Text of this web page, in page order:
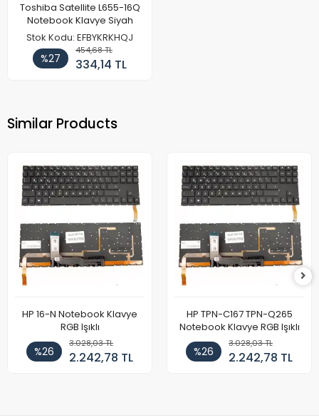
Toshiba Satellite L655-16Q
Notebook Klavye Siyah
Stok Kodu: EFBYKRKHQJ
%27
454,68 TL
334,14 TL
Similar Products
HP 16-N Notebook Klavye
RGB Işıklı
%26
3.028,03 TL
2.242,78 TL
HP TPN-C167 TPN-Q265
Notebook Klavye RGB Işıklı
%26
3.028,03 TL
2.242,78 TL